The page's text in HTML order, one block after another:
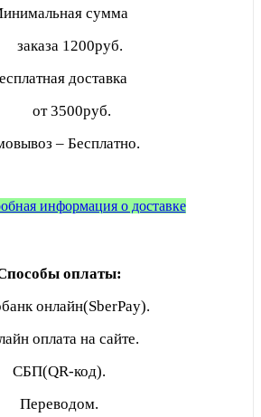
сумма
заказа 1200руб.
доставка
от 3500руб.
– Бесплатно.
информация о доставке
оплаты:
онлайн(SberPay).
оплата на сайте.
СБП(QR-код).
Переводом.